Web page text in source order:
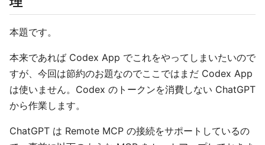
本題です。
本来であれば Codex App でこれをやってしまいたいので
すが、今回は節約のお題なのでここではまだ Codex App
は使いません。Codex のトークンを消費しない ChatGPT
から作業します。
ChatGPT は Remote MCP の接続をサポートしているの